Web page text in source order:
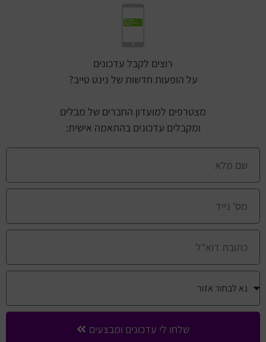
רוצים לקבל עדכונים
על הופעות חדשות של נינט טייב?
מצטרפים למועדון החברים של מבלים
ומקבלים עדכונים בהתאמה אישית:
שלחו לי עדכונים ומבצעים